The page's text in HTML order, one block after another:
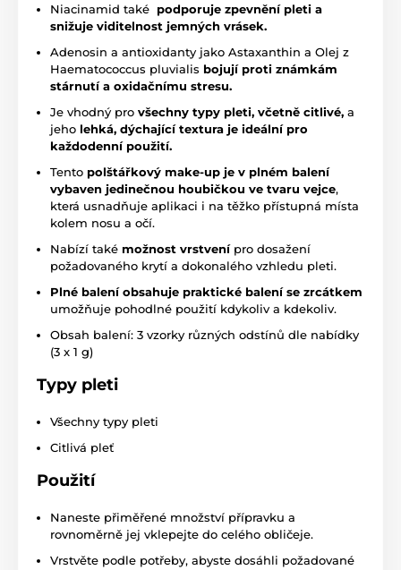
Niacinamid také podporuje zpevnění pleti a
snižuje viditelnost jemných vrásek.
Adenosin a antioxidanty jako Astaxanthin a Olej z
Haematococcus pluvialis bojují proti známkám
stárnutí a oxidačnímu stresu.
Je vhodný pro všechny typy pleti, včetně citlivé, a
jeho lehká, dýchající textura je ideální pro
každodenní použití.
Tento polštářkový make-up je v plném balení
vybaven jedinečnou houbičkou ve tvaru vejce,
která usnadňuje aplikaci i na těžko přístupná místa
kolem nosu a očí.
Nabízí také možnost vrstvenípro dosažení
požadovaného krytí a dokonalého vzhledu pleti.
Plné balení obsahuje praktické balení se zrcátkem
umožňuje pohodlné použití kdykoliv a kdekoliv.
Obsah balení: 3 vzorky různých odstínů dle nabídky
(3 x 1 g)
Typy pleti
Všechny typy pleti
Citlivá pleť
Použití
Naneste přiměřené množství přípravku a
rovnoměrně jej vklepejte do celého obličeje.
Vrstvěte podle potřeby, abyste dosáhli požadované